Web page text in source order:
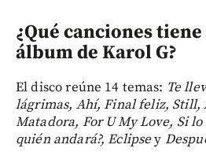
¿Qué canciones
álbum de Karol G?
El disco reúne 14 temas: Te
lágrimas, Ahí, Final feliz, Still,
Matadora, For U My Love, Si lo
quién andará?, Eclipsey